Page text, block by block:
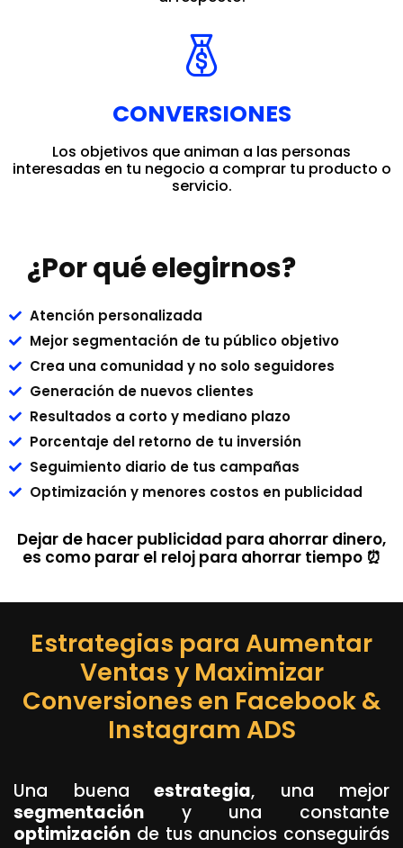
CONVERSIONES
Los objetivos que animan a las personas
interesadas en tu negocio a comprar tu producto o
servicio.
¿Por qué elegirnos?
Atención personalizada
Mejor segmentación de tu público objetivo
Crea una comunidad y no solo seguidores
Generación de nuevos clientes
Resultados a corto y mediano plazo
Porcentaje del retorno de tu inversión
Seguimiento diario de tus campañas
Optimización y menores costos en publicidad
Dejar de hacer publicidad para ahorrar dinero,
es como parar el reloj para ahorrar tiempo ⏰
Estrategias para Aumentar
Ventas y Maximizar
Conversiones en Facebook &
Instagram ADS
Una buena estrategia, una mejor
segmentación y una constante
optimización de tus anuncios conseguirás